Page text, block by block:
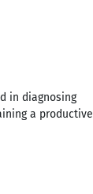
in diagnosing
a productive